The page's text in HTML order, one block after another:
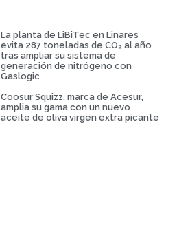
La planta de LiBiTec en Linares
evita 287 toneladas de CO₂ al año
tras ampliar su sistema de
generación de nitrógeno con
Gaslogic
Coosur Squizz, marca de Acesur,
amplia su gama con un nuevo
aceite de oliva virgen extra picante